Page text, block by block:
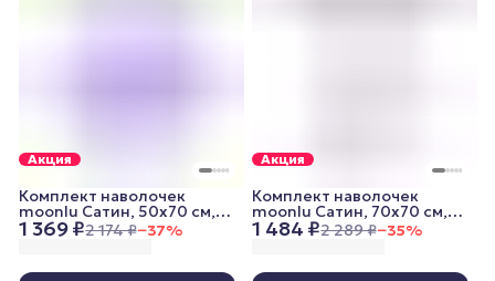
Акция
1 369 ₽2 174 ₽−37%
Комплект наволочек
moonlu Сатин, 50x70 см,
сиреневый
Акция
1 484 ₽2 289 ₽−35%
Комплект наволочек
moonlu Сатин, 70x70 см,
белый